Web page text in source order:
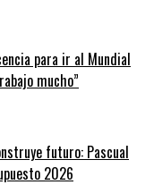
para ir al Mundial
mucho”
futuro: Pascual
2026